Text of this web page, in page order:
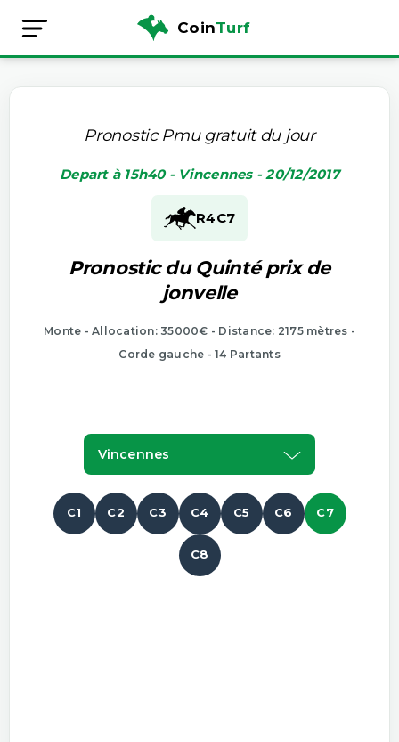
CoinTurf
Pronostic Pmu gratuit du jour
Depart à 15h40 - Vincennes - 20/12/2017
R4C7
Pronostic du Quinté prix de
jonvelle
Monte - Allocation: 35000€ - Distance: 2175 mètres -
Corde gauche - 14 Partants
Vincennes
C1 C2 C3 C4 C5 C6 C7
C8